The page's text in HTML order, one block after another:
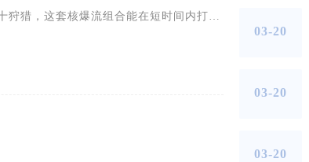
狩猎，这套核爆流组合能在短时间内打满
空血量，也是高分段国服玩家通用的秒
03-20
03-20
03-20